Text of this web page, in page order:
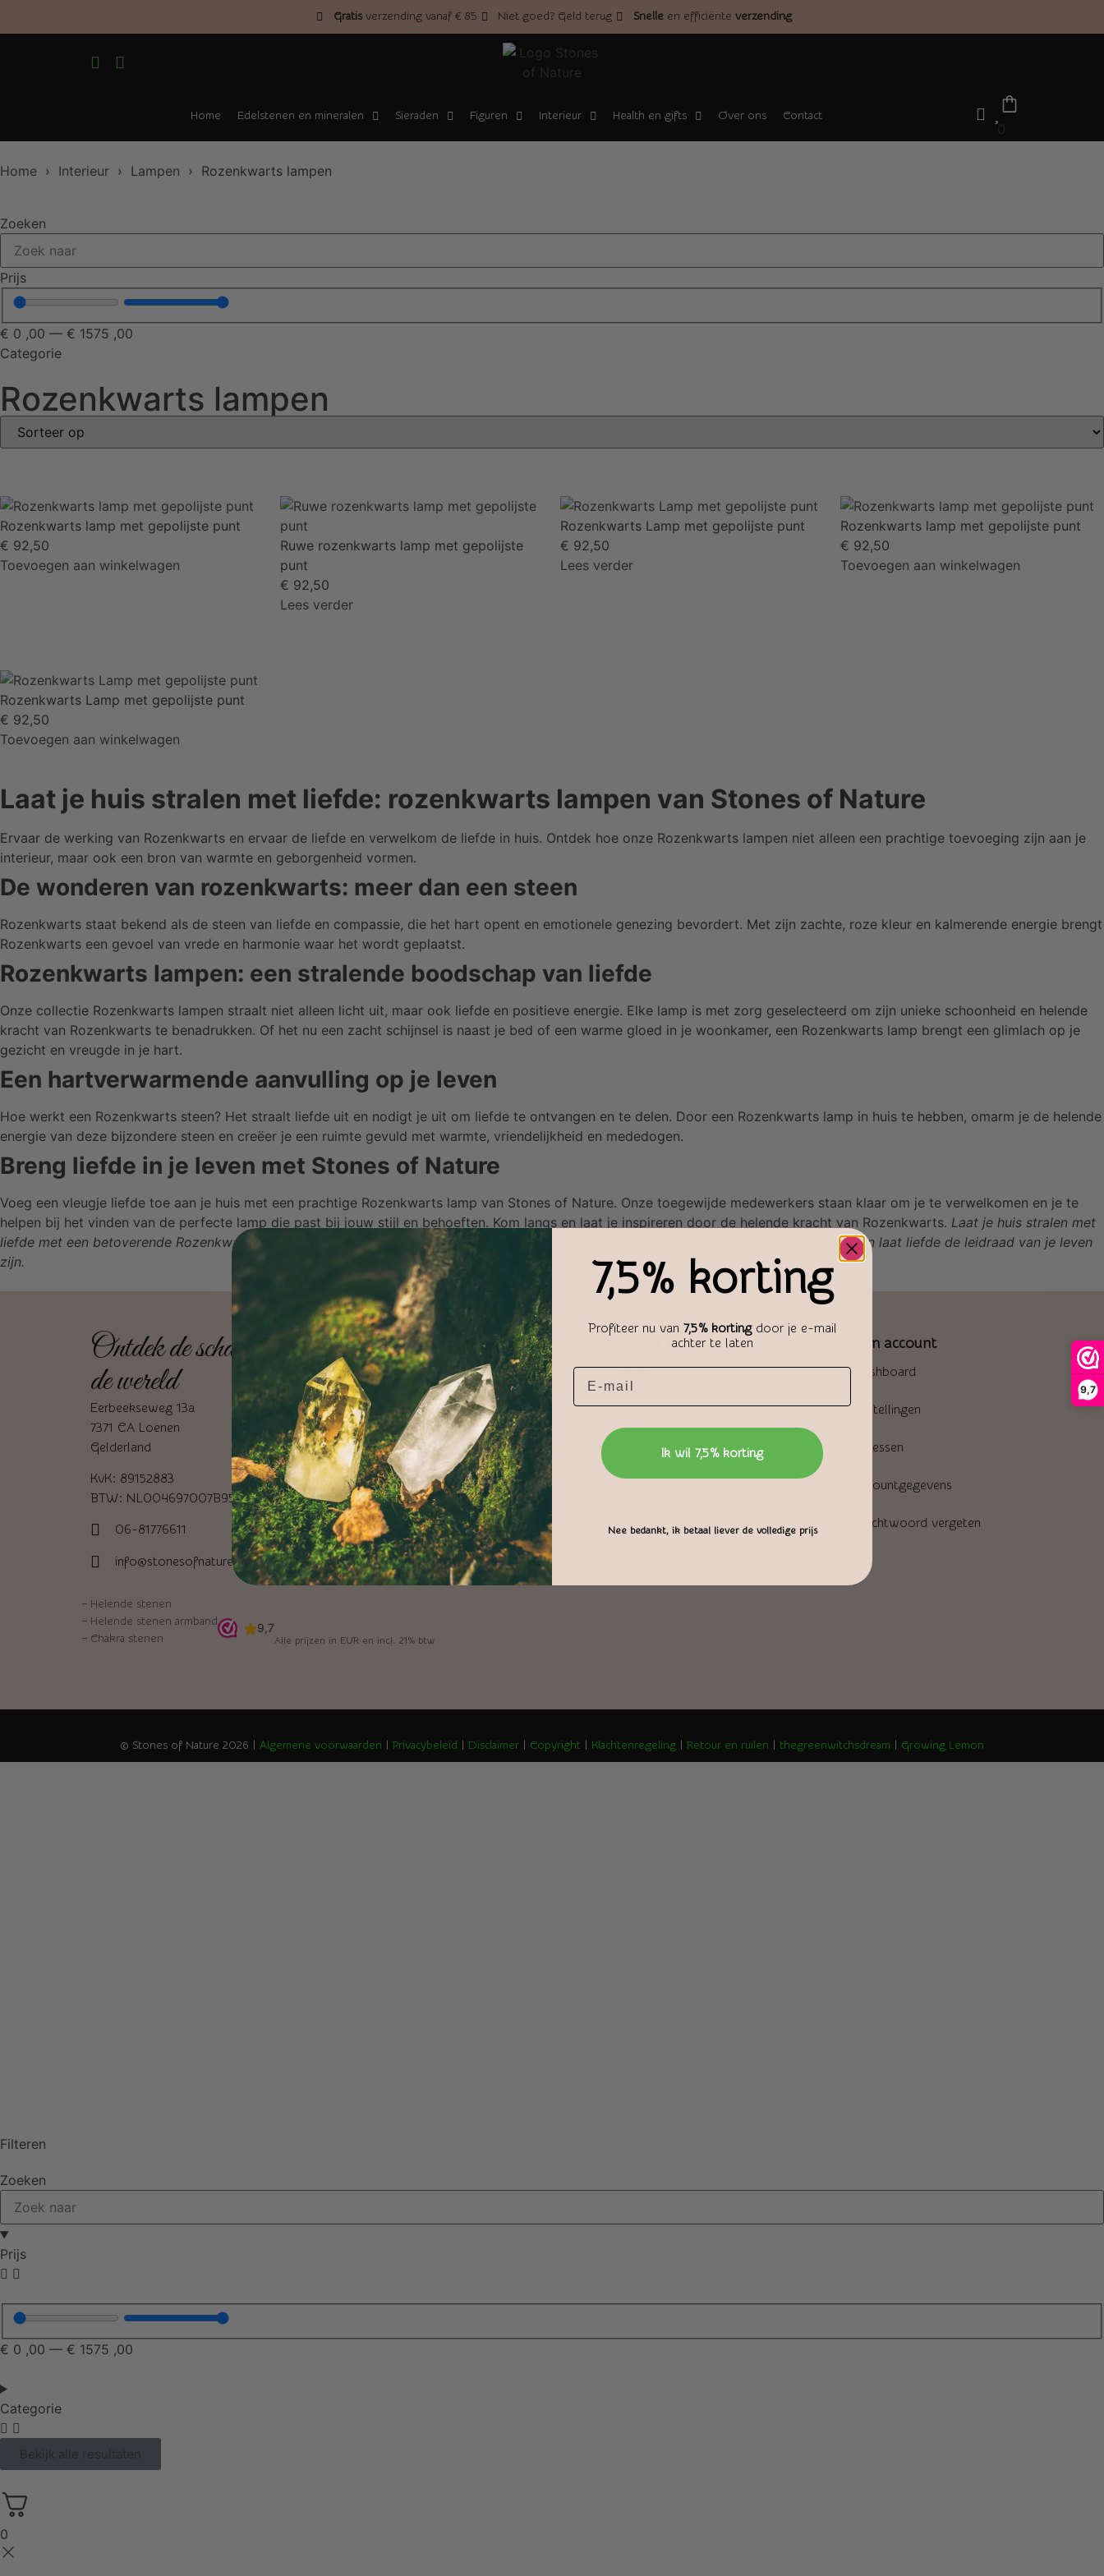
9,7
Gratisverzending vanaf € 85 Niet goed? Geld terug Snelleen efficiënte verzending
Home Edelstenen en mineralen Sieraden Figuren Interieur Health en gifts Over ons Contact
0
Home › Interieur › Lampen › Rozenkwarts lampen
Zoeken
Prijs
€ 0 ,00 — € 1575 ,00
Categorie
Rozenkwarts lampen
Rozenkwarts lamp met gepolijste punt
€ 92,50
Toevoegen aan winkelwagen
Ruwe rozenkwarts lamp met gepolijste
punt
€ 92,50
Lees verder
Rozenkwarts Lamp met gepolijste punt
€ 92,50
Lees verder
Rozenkwarts lamp met gepolijste punt
€ 92,50
Toevoegen aan winkelwagen
Rozenkwarts Lamp met gepolijste punt
€ 92,50
Toevoegen aan winkelwagen
Laat je huis stralen met liefde: rozenkwarts lampen van Stones of Nature
Ervaar de werking van Rozenkwarts en ervaar de liefde en verwelkom de liefde in huis. Ontdek hoe onze Rozenkwarts lampen niet alleen een prachtige toevoeging zijn aan je
interieur, maar ook een bron van warmte en geborgenheid vormen.
De wonderen van rozenkwarts: meer dan een steen
Rozenkwarts staat bekend als de steen van liefde en compassie, die het hart opent en emotionele genezing bevordert. Met zijn zachte, roze kleur en kalmerende energie brengt
Rozenkwarts een gevoel van vrede en harmonie waar het wordt geplaatst.
Rozenkwarts lampen: een stralende boodschap van liefde
Onze collectie Rozenkwarts lampen straalt niet alleen licht uit, maar ook liefde en positieve energie. Elke lamp is met zorg geselecteerd om zijn unieke schoonheid en helende
kracht van Rozenkwarts te benadrukken. Of het nu een zacht schijnsel is naast je bed of een warme gloed in je woonkamer, een Rozenkwarts lamp brengt een glimlach op je
gezicht en vreugde in je hart.
Een hartverwarmende aanvulling op je leven
Hoe werkt een Rozenkwarts steen? Het straalt liefde uit en nodigt je uit om liefde te ontvangen en te delen. Door een Rozenkwarts lamp in huis te hebben, omarm je de helende
energie van deze bijzondere steen en creëer je een ruimte gevuld met warmte, vriendelijkheid en mededogen.
Breng liefde in je leven met Stones of Nature
Voeg een vleugje liefde toe aan je huis met een prachtige Rozenkwarts lamp van Stones of Nature. Onze toegewijde medewerkers staan klaar om je te verwelkomen en je te
helpen bij het vinden van de perfecte lamp die past bij jouw stijl en behoeften. Kom langs en laat je inspireren door de helende kracht van Rozenkwarts. Laat je huis stralen met
liefde met een betoverende Rozenkwarts lamp van Stones of Nature. Omarm de warmte en geborgenheid die deze speciale steen brengt en laat liefde de leidraad van je leven
zijn.
Ontdek de schatten van
de wereld
Eerbeekseweg 13a
7371 CA Loenen
Gelderland
KvK: 89152883
BTW: NL004697007B95
06-81776611
info@stonesofnature.nl
Klantenservice
Contact
Bestellen en leveren
Meest gestelde vragen
Pagina's
Home
Winkel
Over ons
Contact
Mijn account
Dashboard
Bestellingen
Adressen
Accountgegevens
Wachtwoord vergeten
– Helende stenen
– Helende stenen armband
– Chakra stenen Alle prijzen in EUR en incl. 21% btw
© Stones of Nature 2026 | Algemene voorwaarden Privacybeleid Disclaimer Copyright Klachtenregeling Retour en ruilen thegreenwitchsdream Growing Lemon
Filteren
Zoeken
Prijs
€ 0 ,00 — € 1575 ,00
Categorie
Bekijk alle resultaten
0
7,5% korting
Profiteer nu van 7,5% kortingdoor je e-mail
achter te laten
Ik wil 7,5% korting
Nee bedankt, ik betaal liever de volledige prijs